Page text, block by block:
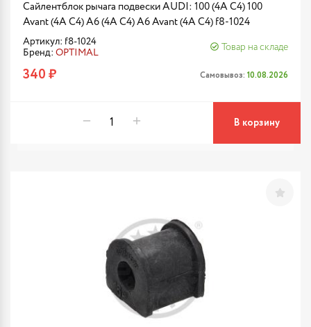
Сайлентблок рычага подвески AUDI: 100 (4A C4) 100
Avant (4A C4) A6 (4A C4) A6 Avant (4A C4) f8-1024
Артикул: f8-1024
Бренд: OPTIMAL
Товар на складе
340 ₽ Самовывоз: 10.08.2026
В корзину